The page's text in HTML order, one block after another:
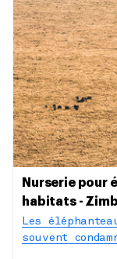
Nurserie pour
habitats -
Les
souvent